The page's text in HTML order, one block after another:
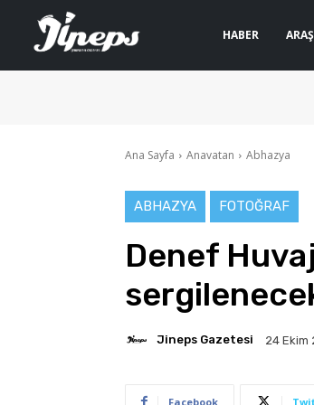
HABER
Ana Sayfa Anavatan Abhazya
ABHAZYA FOTOĞRAF
Denef
Jineps Gazetesi 24 Ekim
Facebook